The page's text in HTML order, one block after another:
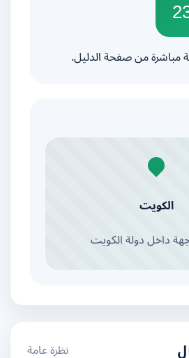
من صفحة الدليل.
الكويت
دولة الكويت
نظرة عامة